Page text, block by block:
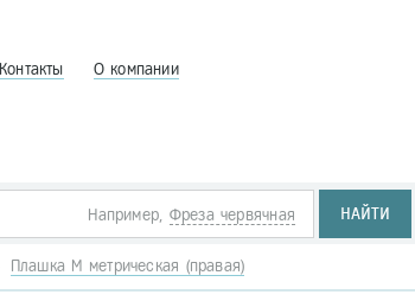
Контакты О компании
Например, Фреза червячная НАЙТИ
Плашка М метрическая (правая)